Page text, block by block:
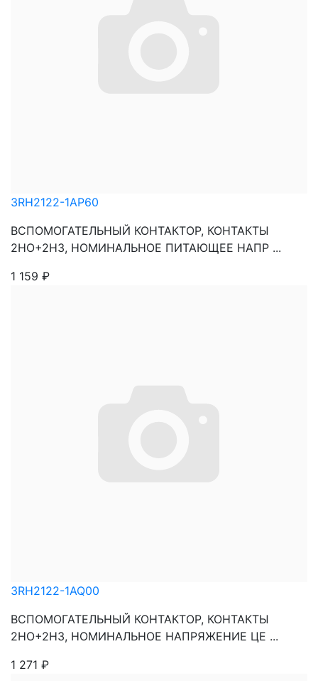
3RH2122-1AP60
ВСПОМОГАТЕЛЬНЫЙ КОНТАКТОР, КОНТАКТЫ
2НО+2НЗ, НОМИНАЛЬНОЕ ПИТАЮЩЕЕ НАПР ...
1 159 ₽
3RH2122-1AQ00
ВСПОМОГАТЕЛЬНЫЙ КОНТАКТОР, КОНТАКТЫ
2НО+2НЗ, НОМИНАЛЬНОЕ НАПРЯЖЕНИЕ ЦЕ ...
1 271 ₽